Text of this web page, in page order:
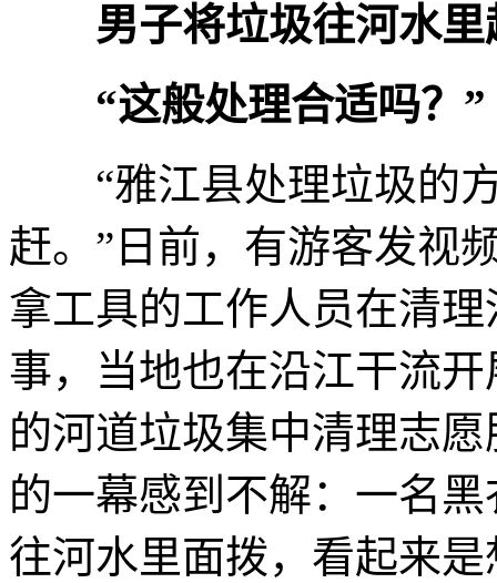
男子将垃圾往河水里
“这般处理合适吗？”
“雅江县处理垃圾的方
赶。”日前，有游客发视
拿工具的工作人员在清
事，当地也在沿江干流开
的河道垃圾集中清理志
的一幕感到不解：一名
往河水里面拨，看起来